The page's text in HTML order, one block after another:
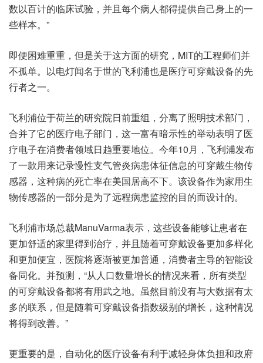
数以百计的临床试验，并且每个病人都得提供自己身上的一
些样本。”
即便困难重重，但是关于这方面的研究，MIT的工程师们并
不孤单。以电灯闻名于世的飞利浦也是医疗可穿戴设备的先
行者之一。
飞利浦位于荷兰的研究院日前重组，分离了照明技术部门，
合并了它的医疗电子部门，这一富有暗示性的举动表明了医
疗电子在消费者领域日趋重要地位。今年10月，飞利浦发布
了一款用来记录慢性支气管炎病患体征信息的可穿戴生物传
感器，这种病的死亡率在美国居高不下。该设备作为家用生
物传感器的一部分是为了远程病患监控的目的而设计的。
飞利浦市场总裁ManuVarma表示，这些设备能够让患者在
更加舒适的家里得到治疗，并且随着可穿戴设备更加多样化
和更加便宜，医院将逐渐被更加普通，消费者主导的智能设
备同化。并预测，“从人口数量增长的情况来看，所有类型
的可穿戴设备都将有用武之地。虽然目前没有与大数据有太
多的联系，但是随着可穿戴设备指数级别的增长，这种情况
将得到改善。”
更重要的是，自动化的医疗设备有利于减轻身体负担和政府